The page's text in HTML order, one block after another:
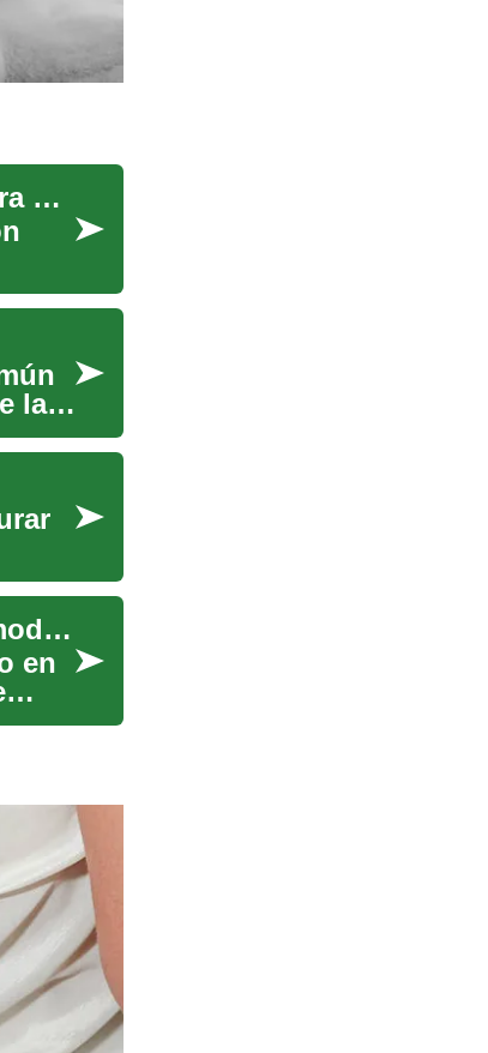
Retirement Villages en México: opciones de vida para mayores
la
Rejuvenecimiento facial con láser: Una alternativa moderna a la cirugía estética
en